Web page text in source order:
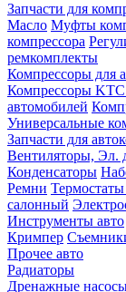
Запчасти для
Масло Муфты
компрессора
ремкомплекты
Компрессоры для
Компрессоры KTC
автомобилей
Универсальные
Запчасти для
Вентиляторы, Эл.
Конденсаторы
Ремни
салонный
Инструменты авто
Кримпер
Прочее авто
Радиаторы
Дренажные